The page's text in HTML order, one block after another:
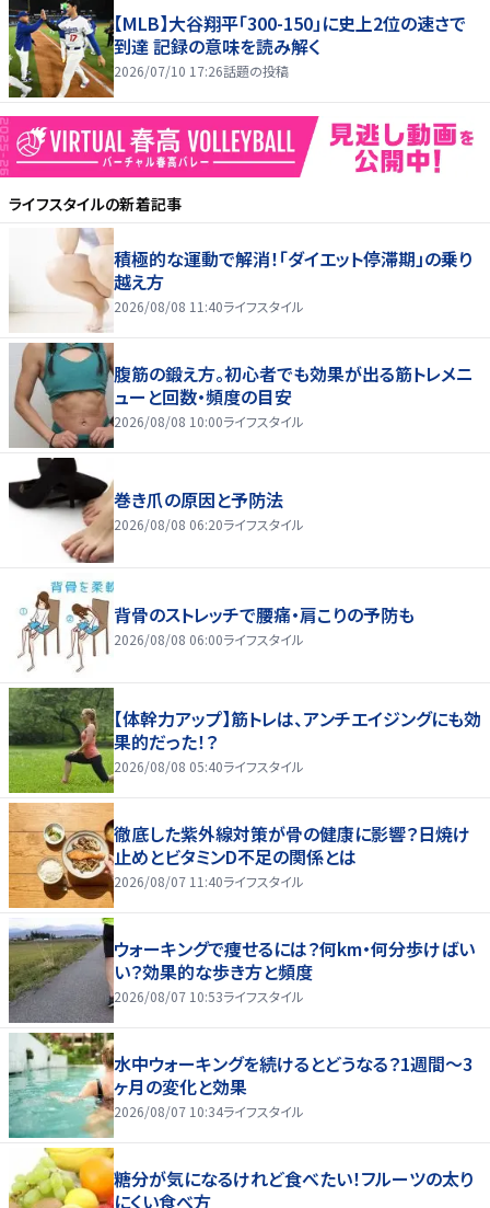
【MLB】大谷翔平「300-150」に史上2位の速さで
到達 記録の意味を読み解く
2026/07/10 17:26話題の投稿
ライフスタイルの新着記事
積極的な運動で解消！「ダイエット停滞期」の乗り
越え方
2026/08/08 11:40ライフスタイル
腹筋の鍛え方。初心者でも効果が出る筋トレメニ
ューと回数・頻度の目安
2026/08/08 10:00ライフスタイル
巻き爪の原因と予防法
2026/08/08 06:20ライフスタイル
背骨のストレッチで腰痛・肩こりの予防も
2026/08/08 06:00ライフスタイル
【体幹力アップ】筋トレは、アンチエイジングにも効
果的だった！？
2026/08/08 05:40ライフスタイル
徹底した紫外線対策が骨の健康に影響？日焼け
止めとビタミンD不足の関係とは
2026/08/07 11:40ライフスタイル
ウォーキングで痩せるには？何km・何分歩けばい
い？効果的な歩き方と頻度
2026/08/07 10:53ライフスタイル
水中ウォーキングを続けるとどうなる？1週間～3
ヶ月の変化と効果
2026/08/07 10:34ライフスタイル
糖分が気になるけれど食べたい！フルーツの太り
にくい食べ方